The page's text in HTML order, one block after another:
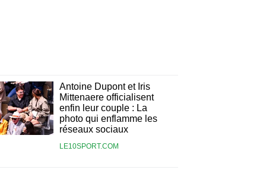
Antoine Dupont et Iris
Mittenaere officialisent
enfin leur couple : La
photo qui enflamme les
réseaux sociaux
LE10SPORT.COM